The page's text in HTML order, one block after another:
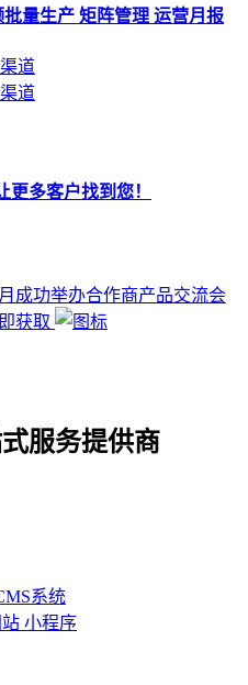
量生产 矩阵管理 运营月报
多客户找到您！
成功举办合作商产品交流会
获取
服务提供商
系统
小程序